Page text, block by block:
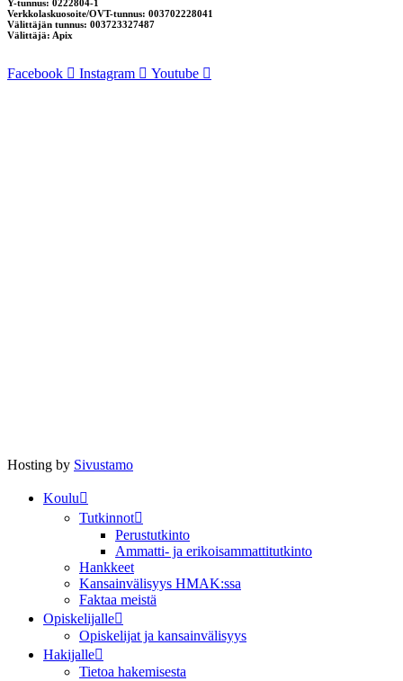
Y-tunnus: 0222804-1
Verkkolaskuosoite/OVT-tunnus: 003702228041
Välittäjän tunnus: 003723327487
Välittäjä: Apix
Facebook Instagram Youtube
Hosting by Sivustamo
Koulu
Tutkinnot
Perustutkinto
Ammatti- ja erikoisammattitutkinto
Hankkeet
Kansainvälisyys HMAK:ssa
Faktaa meistä
Opiskelijalle
Opiskelijat ja kansainvälisyys
Hakijalle
Tietoa hakemisesta